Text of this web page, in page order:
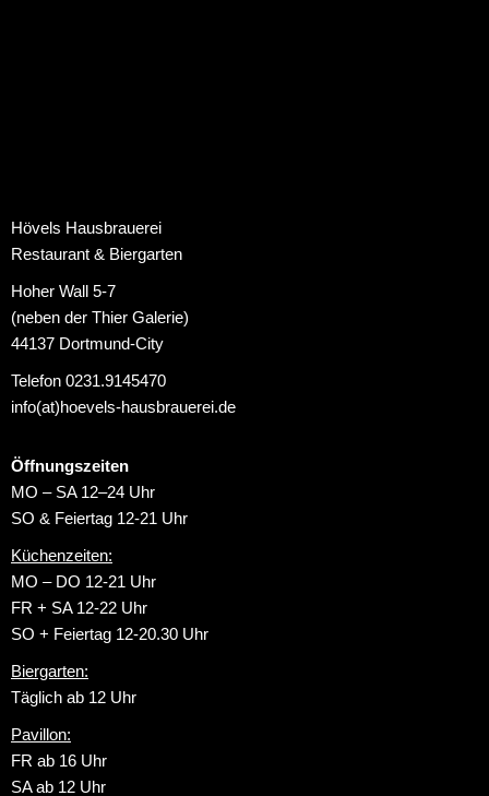
Hövels Hausbrauerei
Restaurant & Biergarten
Hoher Wall 5-7
(neben der Thier Galerie)
44137 Dortmund-City
Telefon 0231.9145470
info(at)hoevels-hausbrauerei.de
Öffnungszeiten
MO – SA 12–24 Uhr
SO & Feiertag 12-21 Uhr
Küchenzeiten:
MO – DO 12-21 Uhr
FR + SA 12-22 Uhr
SO + Feiertag 12-20.30 Uhr
Biergarten:
Täglich ab 12 Uhr
Pavillon:
FR ab 16 Uhr
SA ab 12 Uhr